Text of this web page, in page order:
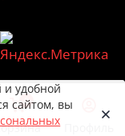
удобной
сайтом, вы
0